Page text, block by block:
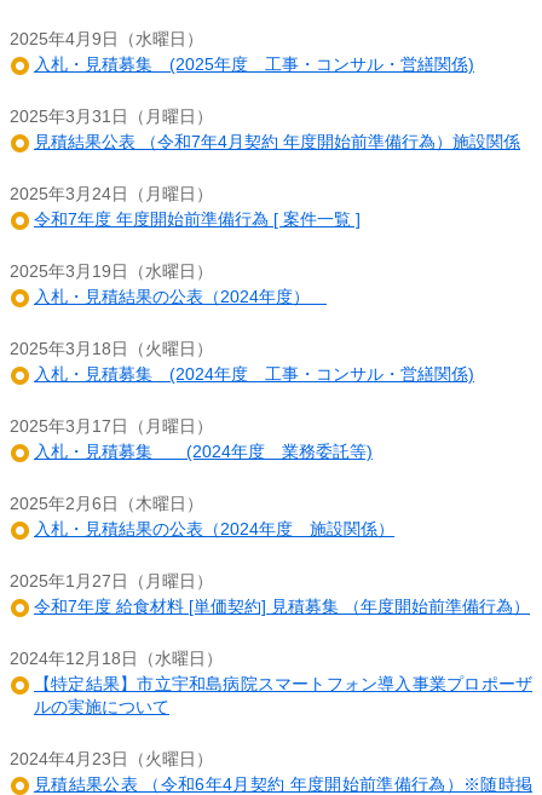
2025年4月9日（水曜日）
入札・見積募集 (2025年度 工事・コンサル・営繕関係)
2025年3月31日（月曜日）
見積結果公表 （令和7年4月契約 年度開始前準備行為）施設関係
2025年3月24日（月曜日）
令和7年度 年度開始前準備行為 [ 案件一覧 ]
2025年3月19日（水曜日）
入札・見積結果の公表（2024年度）
2025年3月18日（火曜日）
入札・見積募集 (2024年度 工事・コンサル・営繕関係)
2025年3月17日（月曜日）
入札・見積募集 (2024年度 業務委託等)
2025年2月6日（木曜日）
入札・見積結果の公表（2024年度 施設関係）
2025年1月27日（月曜日）
令和7年度 給食材料 [単価契約] 見積募集 （年度開始前準備行為）
2024年12月18日（水曜日）
【特定結果】市立宇和島病院スマートフォン導入事業プロポーザ
ルの実施について
2024年4月23日（火曜日）
見積結果公表 （令和6年4月契約 年度開始前準備行為）※随時掲